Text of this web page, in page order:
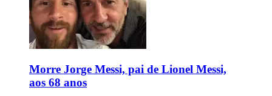
Morre Jorge Messi, pai de Lionel Messi,
aos 68 anos